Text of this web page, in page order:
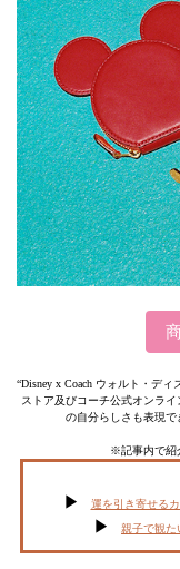
“Disney x Coach ウォルト・デ
ストア及びコーチ公式オンラ
の自分らしさも表現で
※記事内で紹
運を引き寄せる
親子で観た